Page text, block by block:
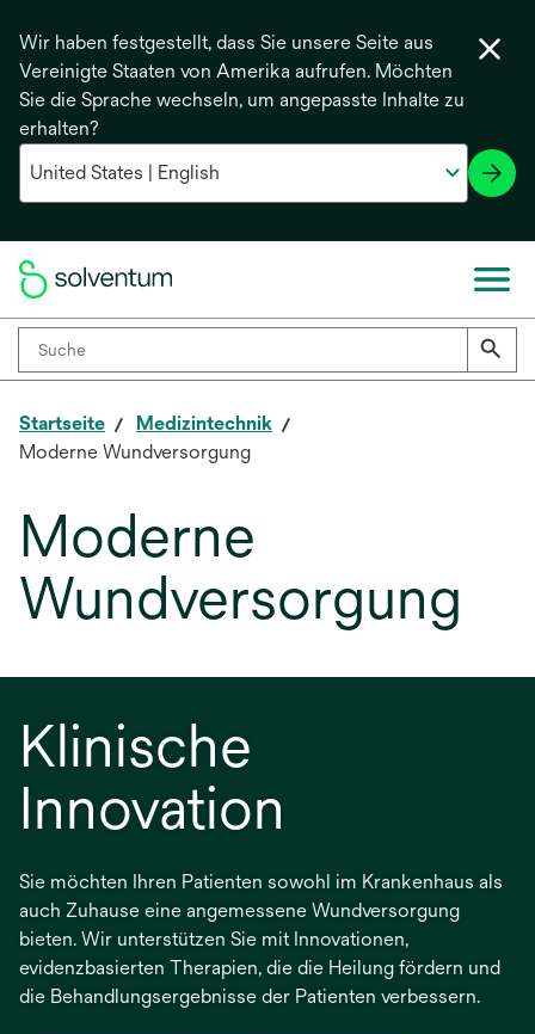
Wir haben festgestellt, dass Sie unsere Seite aus
Vereinigte Staaten von Amerika aufrufen. Möchten
Sie die Sprache wechseln, um angepasste Inhalte zu
erhalten?
Startseite
Medizintechnik
Moderne Wundversorgung
Moderne
Wundversorgung
Klinische
Innovation
Sie möchten Ihren Patienten sowohl im Krankenhaus als
auch Zuhause eine angemessene Wundversorgung
bieten. Wir unterstützen Sie mit Innovationen,
evidenzbasierten Therapien, die die Heilung fördern und
die Behandlungsergebnisse der Patienten verbessern.